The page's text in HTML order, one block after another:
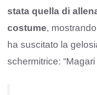
stata quella di
costume,
ha suscitato la
schermitrice: